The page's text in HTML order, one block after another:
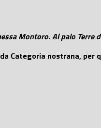
Montoro. Al palo
Categoria nostrana, per